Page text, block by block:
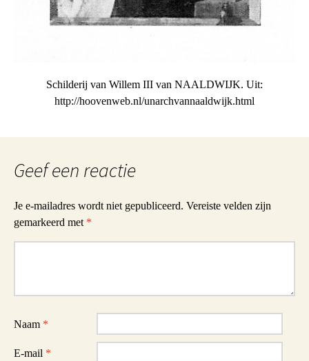
Schilderij van Willem III van NAALDWIJK. Uit:
http://hoovenweb.nl/unarchvannaaldwijk.html
Geef een reactie
Je e-mailadres wordt niet gepubliceerd. Vereiste velden zijn
gemarkeerd met *
Naam *
E-mail *